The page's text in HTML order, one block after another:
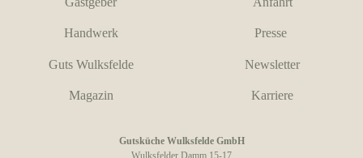
Handwerk
Guts Wulksfelde
Magazin
Presse
Newsletter
Karriere
Gutsküche Wulksfelde GmbH
Wulksfelder Damm 15-17